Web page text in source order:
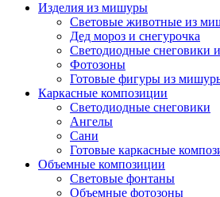
Изделия из мишуры
Световые животные из
Дед мороз и снегурочка
Светодиодные снеговики
Фотозоны
Готовые фигуры из
Каркасные композиции
Светодиодные снеговики
Ангелы
Сани
Готовые каркасные
Объемные композиции
Световые фонтаны
Объемные фотозоны